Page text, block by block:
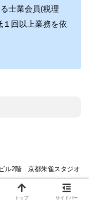
士業会員(税理
回以上業務を依
ル2階 京都朱雀スタジオ
) 地上4階
トップ サイドバー